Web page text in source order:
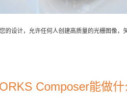
的设计，允许任何人创建高质量的光栅图像
Composer能做